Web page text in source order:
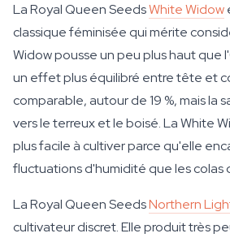
La Royal Queen SeedsWhite Widow
classique féminisée qui mérite
Widow pousse un peu plus haut que
un effet plus équilibré entre tête et
comparable, autour de 19 %, mais la
vers le terreux et le boisé. La White
plus facile à cultiver parce qu'elle
fluctuations d'humidité que les colas
La Royal Queen SeedsNorthern
cultivateur discret. Elle produit très